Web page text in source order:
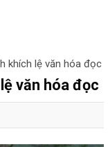
khích lệ văn hóa đọc
văn hóa đọc